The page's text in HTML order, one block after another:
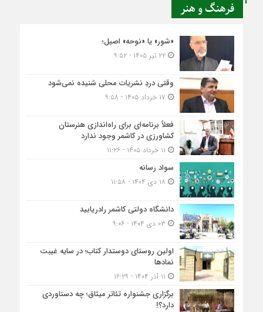
فرهنگ و هنر
«شور» یا «نوحه» اصیل؛
۲۲ تیر ۱۴۰۵ - ۹:۵۲
وقتی دردِ نشریات محلی شنیده نمی‌شود
فعلاً برنامه‌ای برای راه‌اندازی هنرستان
کشاورزی در کاشمر وجود ندارد
سواد رسانه
دانشگاه دولتی کاشمر‌ رادریابید
اولین روستای دوستدار کتاب؛ در سایه غیبت
نمادها
برگزاری جشنواره تئاتر میثاق؛ چه دستاوردی
دارد؟!